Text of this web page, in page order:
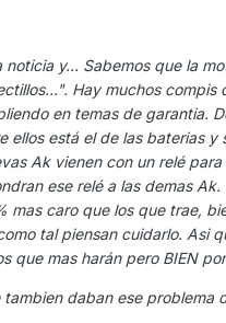
y... Sabemos que la
Hay muchos compis
en temas de garantia.
ellos está el de las baterias y
Ak vienen con un relé para
ese relé a las demas Ak.
mas caro que los que trae,
tal piensan cuidarlo. Asi
que mas harán pero BIEN
daban ese problema